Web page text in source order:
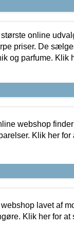
online
priser. De
og parfume. Klik
webshop
Klik her for
lavet af
Klik her for at